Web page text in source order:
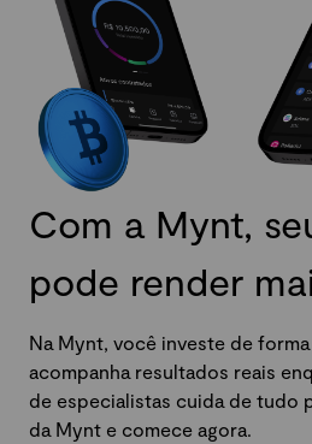
Com a Mynt,
pode render
Na Mynt, você investe de
acompanha resultados reais
de especialistas cuida de tudo
da Mynt e comece agora.